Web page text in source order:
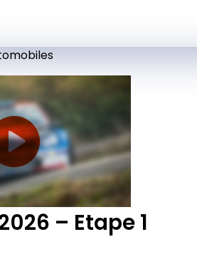
– Etape 1